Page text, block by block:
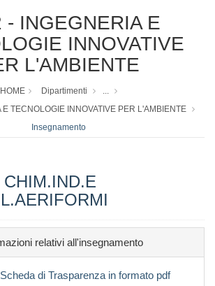
- INGEGNERIA E
INNOVATIVE
L'AMBIENTE
HOME Dipartimenti
...
TECNOLOGIE INNOVATIVE PER L'AMBIENTE
Insegnamento
relativi all'insegnamento
di Trasparenza in formato pdf